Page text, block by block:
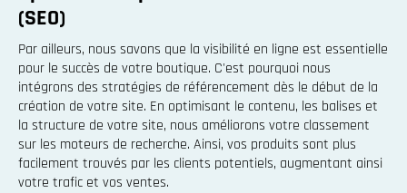
(SEO)
Par ailleurs, nous savons que la visibilité en ligne est essentielle
pour le succès de votre boutique. C'est pourquoi nous
intégrons des stratégies de référencement dès le début de la
création de votre site. En optimisant le contenu, les balises et
la structure de votre site, nous améliorons votre classement
sur les moteurs de recherche. Ainsi, vos produits sont plus
facilement trouvés par les clients potentiels, augmentant ainsi
votre trafic et vos ventes.